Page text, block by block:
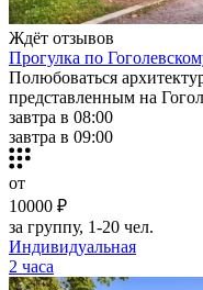
Ждёт отзывов
Прогулка по
Полюбоваться
представленным на
завтра в 08:00
завтра в 09:00
от
10000 ₽
за группу, 1-20 чел.
Индивидуальная
2 часа